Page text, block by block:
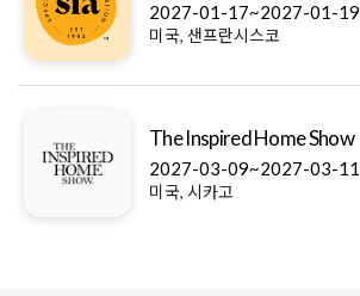
2027-01-17~2027-01-19
미국, 샌프란시스코
The Inspired Home Show
2027-03-09~2027-03-11
미국, 시카고